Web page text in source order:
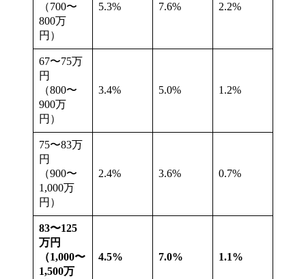
（700〜
800万
円）
5.3% 7.6% 2.2%
67〜75万
円
（800〜
900万
円）
3.4% 5.0% 1.2%
75〜83万
円
（900〜
1,000万
円）
2.4% 3.6% 0.7%
83〜125
万円
（1,000〜
1,500万
4.5% 7.0% 1.1%